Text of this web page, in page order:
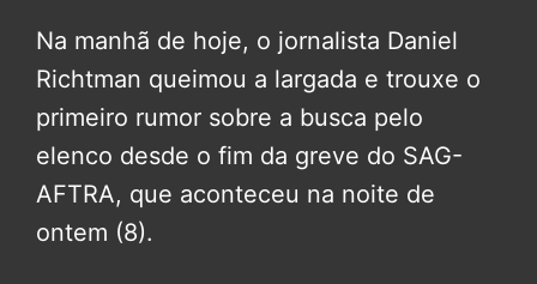
Na manhã de hoje, o jornalista Daniel
Richtman queimou a largada e trouxe o
primeiro rumor sobre a busca pelo
elenco desde o fim da greve do SAG-
AFTRA, que aconteceu na noite de
ontem (8).